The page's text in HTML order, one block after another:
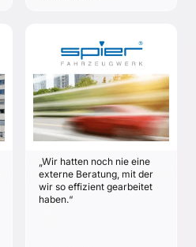
„Wir hatten noch nie eine
externe Beratung, mit der
wir so effizient gearbeitet
haben.“
SPIER
FAHRZEUGWERK
Jürgen Spier
ZIELE
Entwicklung einer
gemeinsamen
„Spier 2023“ sowie die
Erarbeitung einer
Roadmap für den Weg